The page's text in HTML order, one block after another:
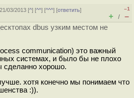
03/2013 [^] [^^] [^^^] [ответить]
–1
+ / –
dbus узким местом не
communication) это важный
системах, и было бы не плохо
хорошо.
хотя конечно мы понимаем что
:)).